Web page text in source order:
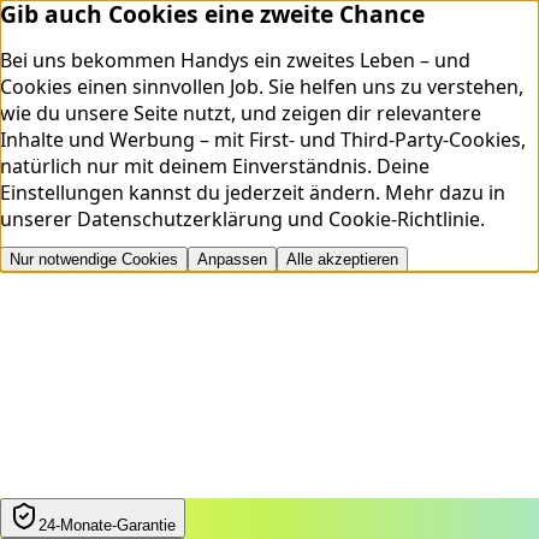
Gib auch Cookies eine zweite Chance
Bei uns bekommen Handys ein zweites Leben – und
Cookies einen sinnvollen Job. Sie helfen uns zu verstehen,
wie du unsere Seite nutzt, und zeigen dir relevantere
Inhalte und Werbung – mit First- und Third-Party-Cookies,
natürlich nur mit deinem Einverständnis. Deine
Einstellungen kannst du jederzeit ändern. Mehr dazu in
unserer Datenschutzerklärung und Cookie-Richtlinie.
Nur notwendige Cookies Anpassen Alle akzeptieren
24‑Monate‑Garantie